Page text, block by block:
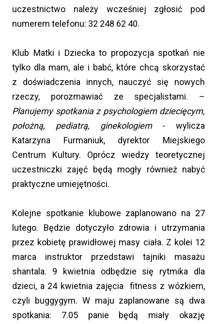
uczestnictwo należy wcześniej zgłosić pod
numerem telefonu: 32 248 62 40.
Klub Matki i Dziecka to propozycja spotkań nie
tylko dla mam, ale i babć, które chcą skorzystać
z doświadczenia innych, nauczyć się nowych
rzeczy, porozmawiać ze specjalistami. –
Planujemy spotkania z psychologiem dziecięcym,
położną, pediatrą, ginekologiem - wylicza
Katarzyna Furmaniuk, dyrektor Miejskiego
Centrum Kultury. Oprócz wiedzy teoretycznej
uczestniczki zajęć będą mogły również nabyć
praktyczne umiejętności.
Kolejne spotkanie klubowe zaplanowano na 27
lutego. Będzie dotyczyło zdrowia i utrzymania
przez kobietę prawidłowej masy ciała. Z kolei 12
marca instruktor przedstawi tajniki masażu
shantala. 9 kwietnia odbędzie się rytmika dla
dzieci, a 24 kwietnia zajęcia fitness z wózkiem,
czyli buggygym. W maju zaplanowane są dwa
spotkania: 7.05 panie będą miały okazję